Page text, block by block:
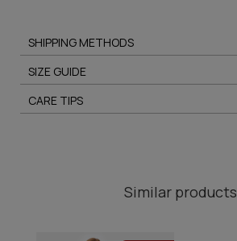
SHIPPING METHODS
SIZE GUIDE
CARE TIPS
Similar products